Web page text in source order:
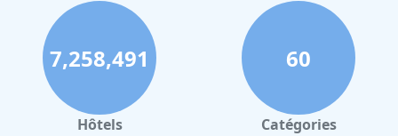
7,258,491
Hôtels
60
Catégories